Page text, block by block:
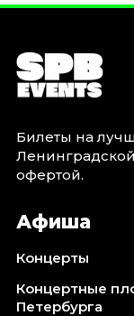
Билеты на
офертой.
Афиша
Концерты
Концертные
Петербурга